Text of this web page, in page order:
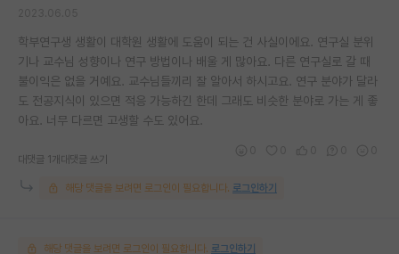
학부연구생 생활이 대학원 생활에 도움이 되는 건 사실이에요. 연구실 분위
기나 교수님 성향이나 연구 방법이나 배울 게 많아요. 다른 연구실로 갈 때
불이익은 없을 거예요. 교수님들끼리 잘 알아서 하시고요. 연구 분야가 달라
도 전공지식이 있으면 적응 가능하긴 한데 그래도 비슷한 분야로 가는 게 좋
아요. 너무 다르면 고생할 수도 있어요.
대댓글 1개 대댓글 쓰기
해당 댓글을 보려면 로그인이 필요합니다. 로그인하기
해당 댓글을 보려면 로그인이 필요합니다. 로그인하기